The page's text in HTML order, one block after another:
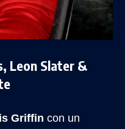
Leon Slater &
Griffin con un